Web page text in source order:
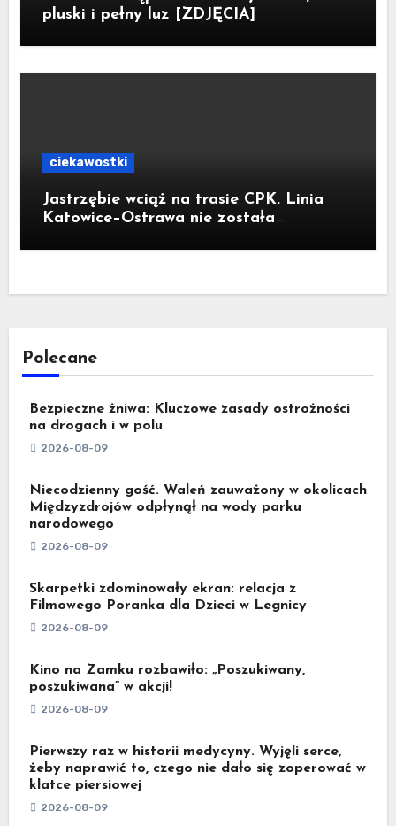
pluski i pełny luz [ZDJĘCIA]
ciekawostki
Jastrzębie wciąż na trasie CPK. Linia
Katowice–Ostrawa nie została
Polecane
Bezpieczne żniwa: Kluczowe zasady ostrożności
na drogach i w polu
2026-08-09
Niecodzienny gość. Waleń zauważony w okolicach
Międzyzdrojów odpłynął na wody parku
narodowego
2026-08-09
Skarpetki zdominowały ekran: relacja z
Filmowego Poranka dla Dzieci w Legnicy
2026-08-09
Kino na Zamku rozbawiło: „Poszukiwany,
poszukiwana” w akcji!
2026-08-09
Pierwszy raz w historii medycyny. Wyjęli serce,
żeby naprawić to, czego nie dało się zoperować w
klatce piersiowej
2026-08-09